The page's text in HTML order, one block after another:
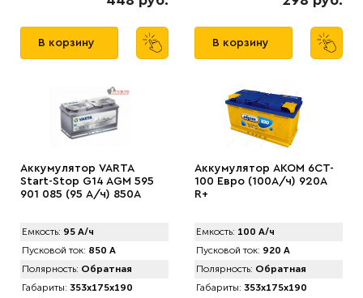
В корзину В корзину
Аккумулятор VARTA
Start-Stop G14 AGM 595
901 085 (95 А/ч) 850А
Емкость: 95 А/ч
Пусковой ток: 850 А
Полярность: Обратная
Габариты: 353x175x190
Аккумулятор AKOM 6CT-
100 Евро (100А/ч) 920А
R+
Емкость: 100 А/ч
Пусковой ток: 920 А
Полярность: Обратная
Габариты: 353x175x190